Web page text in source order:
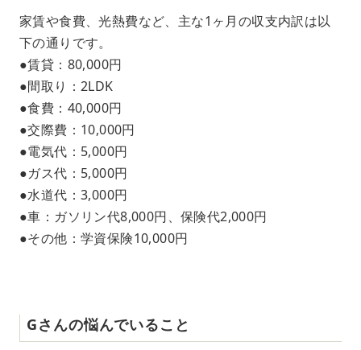
家賃や食費、光熱費など、主な1ヶ月の収支内訳は以
下の通りです。
●賃貸：80,000円
●間取り：2LDK
●食費：40,000円
●交際費：10,000円
●電気代：5,000円
●ガス代：5,000円
●水道代：3,000円
●車：ガソリン代8,000円、保険代2,000円
●その他：学資保険10,000円
Gさんの悩んでいること